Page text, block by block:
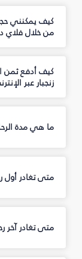
كيف يمكنني
من خلال فلاي
كيف أدفع ثمن
زنجبار عبر
ما هي مدة
متى تغادر أول
متى تغادر آخر